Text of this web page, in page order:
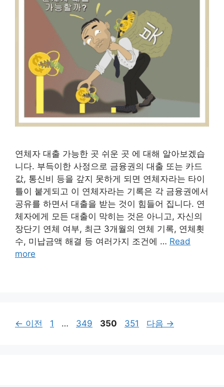
연체자 대출 가능한 곳 쉬운 곳 에 대해 알아보겠습
니다. 부득이한 사정으로 금융권의 대출 또는 카드
값, 통신비 등을 갚지 못하게 되면 연체자라는 타이
틀이 붙게되고 이 연체자라는 기록은 각 금융권에서
공유를 하면서 대출을 받는 것이 힘들어 집니다. 연
체자에게 모든 대출이 막히는 것은 아니고, 자신의
장단기 연체 여부, 최근 3개월의 연체 기록, 연체횟
수, 미납금액 해결 등 여러가지 조건에 … Read
more
← 이전
페
1 …
페
349
페
350
페
351 다음 →